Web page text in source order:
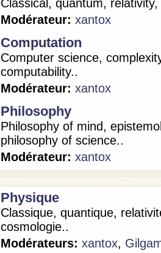
Classical, quantum,
Modérateur: xantox
Computation
Computer science,
computability..
Modérateur: xantox
Philosophy
Philosophy of mind,
philosophy of science..
Modérateur: xantox
Physique
Classique, quantique,
cosmologie..
Modérateurs: xantox,